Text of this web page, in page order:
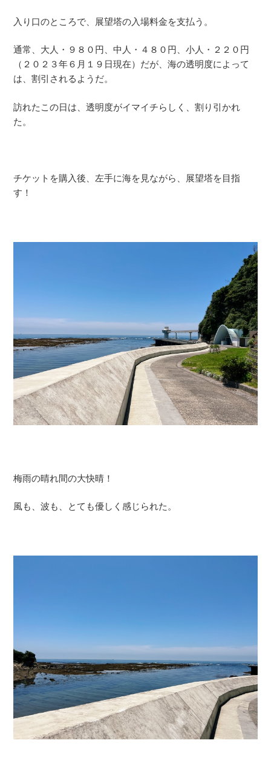
入り口のところで、展望塔の入場料金を支払う。
通常、大人・９８０円、中人・４８０円、小人・２２０円
（２０２３年６月１９日現在）だが、海の透明度によって
は、割引されるようだ。
訪れたこの日は、透明度がイマイチらしく、割り引かれ
た。
チケットを購入後、左手に海を見ながら、展望塔を目指
す！
梅雨の晴れ間の大快晴！
風も、波も、とても優しく感じられた。